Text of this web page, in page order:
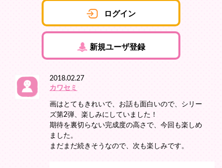
ログイン
新規ユーザ登録
2018.02.27
カワセミ
画はとてもきれいで、お話も面白いので、シリー
ズ第2弾、楽しみにしていました！
期待を裏切らない完成度の高さで、今回も楽しめ
ました。
まだまだ続きそうなので、次も楽しみです。